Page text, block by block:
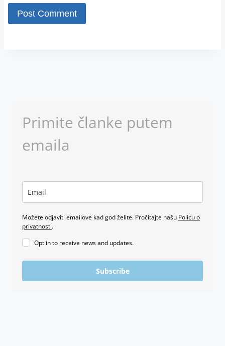
Primite članke putem
emaila
Možete odjaviti emailove kad god želite. Pročitajte našu Policu o
privatnosti.
Opt in to receive news and updates.
Subscribe